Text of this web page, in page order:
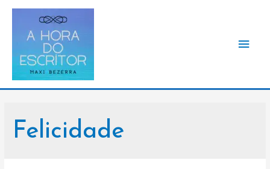
Felicidade